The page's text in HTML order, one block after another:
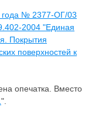
года № 2377-ОГ/03
2004 "Единая
Покрытия
поверхностей к
опечатка. Вместо
".